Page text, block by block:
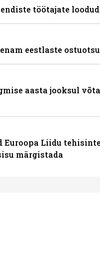
töötajate
eestlaste
aasta jooksul
Euroopa Liidu
märgistada